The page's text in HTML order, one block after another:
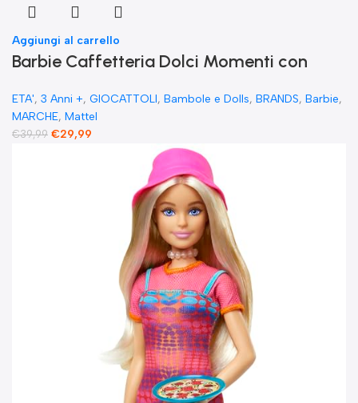
Aggiungi al carrello
​Barbie Caffetteria Dolci Momenti con
accessori
ETA', 3 Anni +, GIOCATTOLI, Bambole e Dolls, BRANDS, Barbie,
MARCHE, Mattel
€39,99 €29,99